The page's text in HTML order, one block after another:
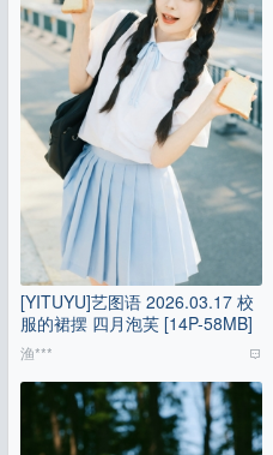
[YITUYU]艺图语 2026.03.17 校
服的裙摆 四月泡芙 [14P-58MB]
渔***